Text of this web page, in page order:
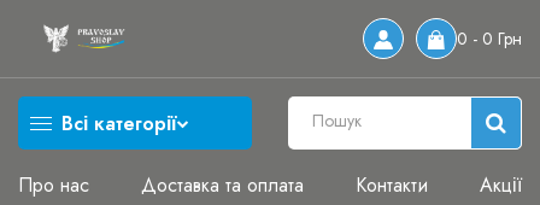
0 - 0 Грн
Всі категорії
Про нас Доставка та оплата Контакти Акції